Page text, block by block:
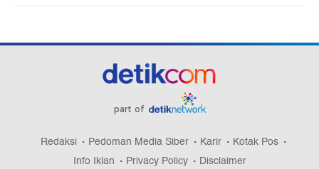
part of
Redaksi Pedoman Media Siber Karir
Kotak Pos
Info Iklan
Privacy Policy Disclaimer